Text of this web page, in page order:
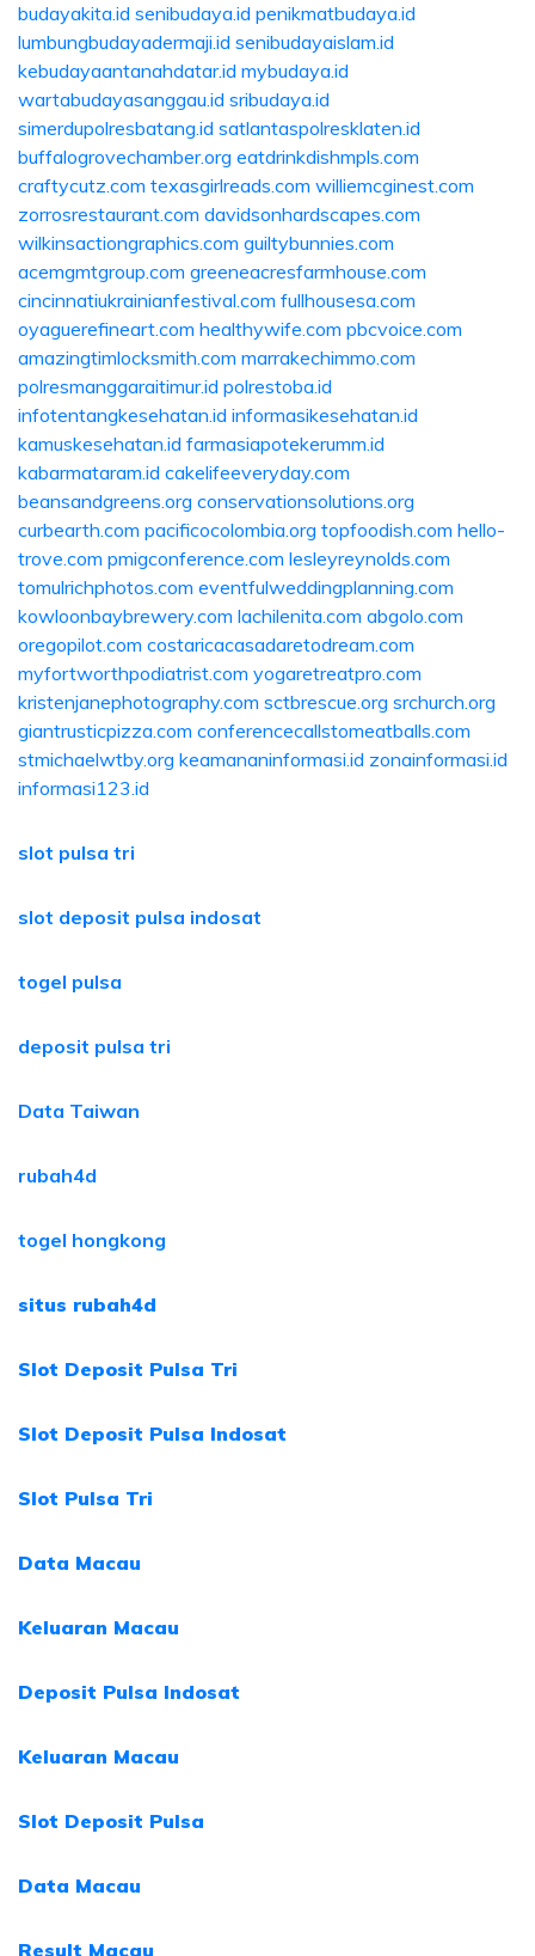
budayakita.id senibudaya.id penikmatbudaya.id
lumbungbudayadermaji.id senibudayaislam.id
kebudayaantanahdatar.id mybudaya.id
wartabudayasanggau.id sribudaya.id
simerdupolresbatang.id satlantaspolresklaten.id
buffalogrovechamber.org eatdrinkdishmpls.com
craftycutz.com texasgirlreads.com williemcginest.com
zorrosrestaurant.com davidsonhardscapes.com
wilkinsactiongraphics.com guiltybunnies.com
acemgmtgroup.com greeneacresfarmhouse.com
cincinnatiukrainianfestival.com fullhousesa.com
oyaguerefineart.com healthywife.com pbcvoice.com
amazingtimlocksmith.com marrakechimmo.com
polresmanggaraitimur.id polrestoba.id
infotentangkesehatan.id informasikesehatan.id
kamuskesehatan.id farmasiapotekerumm.id
kabarmataram.id cakelifeeveryday.com
beansandgreens.org conservationsolutions.org
curbearth.com pacificocolombia.org topfoodish.com hello-
trove.com pmigconference.com lesleyreynolds.com
tomulrichphotos.com eventfulweddingplanning.com
kowloonbaybrewery.com lachilenita.com abgolo.com
oregopilot.com costaricacasadaretodream.com
myfortworthpodiatrist.com yogaretreatpro.com
kristenjanephotography.com sctbrescue.org srchurch.org
giantrusticpizza.com conferencecallstomeatballs.com
stmichaelwtby.org keamananinformasi.id zonainformasi.id
informasi123.id
slot pulsa tri
slot deposit pulsa indosat
togel pulsa
deposit pulsa tri
Data Taiwan
rubah4d
togel hongkong
situs rubah4d
Slot Deposit Pulsa Tri
Slot Deposit Pulsa Indosat
Slot Pulsa Tri
Data Macau
Keluaran Macau
Deposit Pulsa Indosat
Keluaran Macau
Slot Deposit Pulsa
Data Macau
Result Macau